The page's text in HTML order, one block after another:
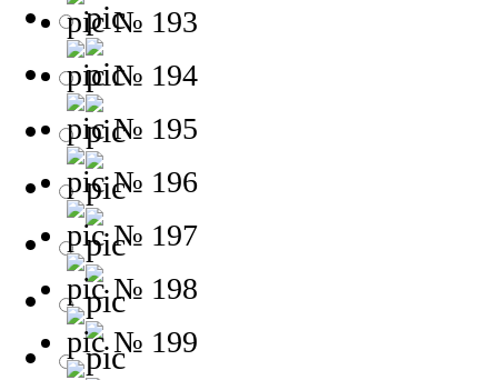
№ 193
№ 194
№ 195
№ 196
№ 197
№ 198
№ 199